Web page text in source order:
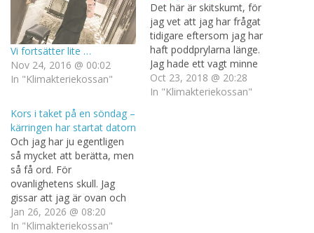
Vi fortsätter lite …
Nov 24, 2016 @ 00:02
In "Klimakteriekossan"
Det här är skitskumt, för
jag vet att jag har frågat
tidigare eftersom jag har
haft poddprylarna länge.
Jag hade ett vagt minne
om något slags enhälligt
nej och idag blev det väl ett
Oct 23, 2018 @ 20:28
In "Klimakteriekossan"
Kors i taket på en söndag –
kärringen har startat datorn
Och jag har ju egentligen
så mycket att berätta, men
så få ord. För
ovanlighetens skull. Jag
gissar att jag är ovan och
kanske glömt hur man gör,
trots att det inte var så
Jan 26, 2026 @ 08:20
In "Klimakteriekossan"